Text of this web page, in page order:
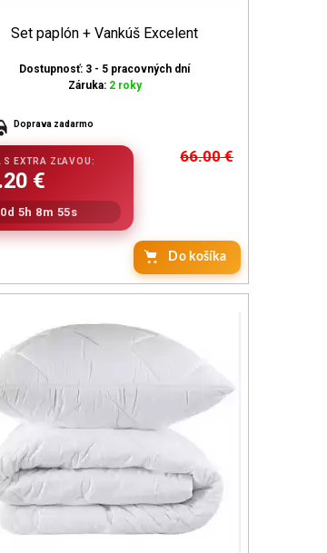
Set paplón + Vankúš Excelent
Dostupnosť: 3 - 5 pracovných dní
Záruka: 2 roky
Doprava zadarmo
66.00€
0d 5h 8m 53s
Do košíka